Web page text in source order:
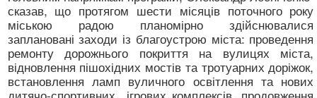
сказав, що протягом шести місяців поточного року
міською радою планомірно здійснювалися
заплановані заходи із благоустрою міста: проведення
ремонту дорожнього покриття на вулицях міста,
відновлення пішохідних мостів та тротуарних доріжок,
встановлення ламп вуличного освітлення та нових